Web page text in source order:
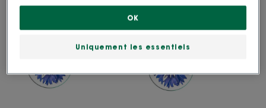
crème
24H
Bleuet
yeux
Bleuet
Uniquement les essentiels
OK